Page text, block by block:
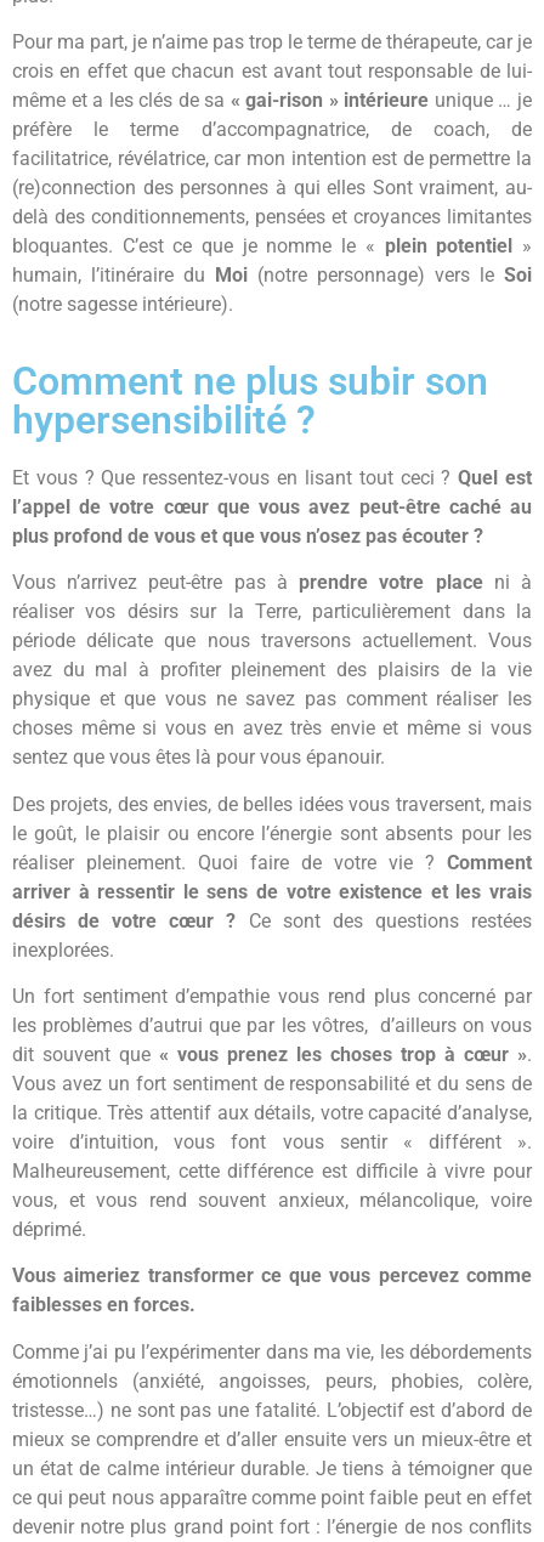
Pour ma part, je n’aime pas trop le terme de thérapeute, car je
crois en effet que chacun est avant tout responsable de lui-
même et a les clés de sa « gai-rison » intérieure unique … je
préfère le terme d’accompagnatrice, de coach, de
facilitatrice, révélatrice, car mon intention est de permettre la
(re)connection des personnes à qui elles Sont vraiment, au-
delà des conditionnements, pensées et croyances limitantes
bloquantes. C’est ce que je nomme le « plein potentiel
»
humain, l’itinéraire du
Moi (notre personnage) vers le Soi
(notre sagesse intérieure).
Comment ne plus subir son
hypersensibilité ?
Et vous ? Que ressentez-vous en lisant tout ceci ?Quel est
l’appel de votre cœur que vous avez peut-être caché au
plus profond de vous et que vous n’osez pas écouter ?
Vous n’arrivez peut-être pas à prendre votre placeni à
réaliser vos désirs sur la Terre, particulièrement dans la
période délicate que nous traversons actuellement. Vous
avez du mal à profiter pleinement des plaisirs de la vie
physique et que vous ne savez pas comment réaliser les
choses même si vous en avez très envie et même si vous
sentez que vous êtes là pour vous épanouir.
Des projets, des envies, de belles idées vous traversent, mais
le goût, le plaisir ou encore l’énergie sont absents pour les
réaliser pleinement. Quoi faire de votre vie ? Comment
arriver à ressentir le sens de votre existence et les vrais
désirs de votre cœur ? Ce sont des questions restées
inexplorées.
Un fort sentiment d’empathie vous rend plus concerné par
les problèmes d’autrui que par les vôtres, d’ailleurs on vous
dit souvent que « vous prenez les choses trop à cœur ».
Vous avez un fort sentiment de responsabilité et du sens de
la critique. Très attentif aux détails, votre capacité d’analyse,
voire d’intuition, vous font vous sentir « différent ».
Malheureusement, cette différence est difficile à vivre pour
vous, et vous rend souvent anxieux, mélancolique, voire
déprimé.
Vous aimeriez transformer ce que vous percevez comme
faiblesses en forces.
Comme j’ai pu l’expérimenter dans ma vie, les débordements
émotionnels (anxiété, angoisses, peurs, phobies, colère,
tristesse…) ne sont pas une fatalité. L’objectif est d’abord de
mieux se comprendre et d’aller ensuite vers un mieux-être et
un état de calme intérieur durable. Je tiens à témoigner que
ce qui peut nous apparaître comme point faible peut en effet
devenir notre plus grand point fort : l’énergie de nos conflits